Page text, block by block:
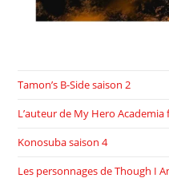
Tamon’s B-Side saison 2
L’auteur de My Hero
Konosuba saison 4
Les personnages de Though I